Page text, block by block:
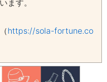
ます。
https://sola-fortune.co